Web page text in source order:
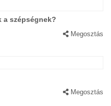
a szépségnek?
Megosztás
Megosztás